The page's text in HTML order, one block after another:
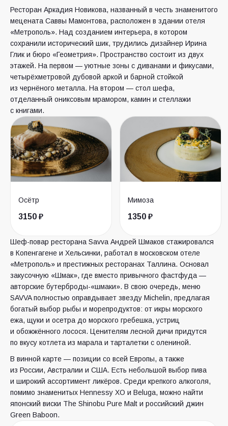
Ресторан Аркадия Новикова, названный в честь знаменитого
мецената Саввы Мамонтова, расположен в здании отеля
«Метрополь». Над созданием интерьера, в котором
сохранили исторический шик, трудились дизайнер Ирина
Глик и бюро «Геометрия». Пространство состоит из двух
этажей. На первом — уютные зоны с диванами и фикусами,
четырёхметровой дубовой аркой и барной стойкой
из чернёного металла. На втором — стол шефа,
отделанный ониксовым мрамором, камин и стеллажи
с книгами.
Осётр
3150 ₽
Мимоза
1350 ₽
Шеф-повар ресторана Savva Андрей Шмаков стажировался
в Копенгагене и Хельсинки, работал в московском отеле
«Метрополь» и престижных ресторанах Таллина. Основал
закусочную «Шмак», где вместо привычного фастфуда —
авторские бутерброды-«шмаки». В свою очередь, меню
SAVVA полностью оправдывает звезду Michelin, предлагая
богатый выбор рыбы и морепродуктов: от икры морского
ежа, щуки и осетра до морского гребешка, устриц
и обожжённого лосося. Ценителям лесной дичи придутся
по вкусу котлета из марала и тарталетки с олениной.
В винной карте — позиции со всей Европы, а также
из России, Австралии и США. Есть небольшой выбор пива
и широкий ассортимент ликёров. Среди крепкого алкоголя,
помимо знаменитых Hennessy XO и Beluga, можно найти
японский виски The Shinobu Pure Malt и российский джин
Green Baboon.